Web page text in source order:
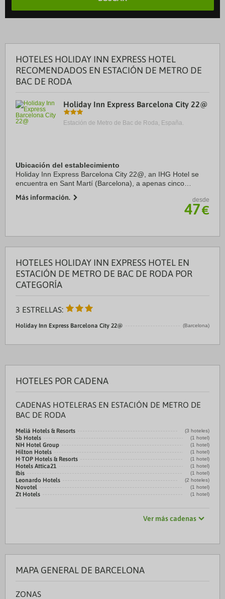
HOTELES HOLIDAY INN EXPRESS HOTEL
RECOMENDADOS EN ESTACIÓN DE METRO DE
BAC DE RODA
Holiday Inn Express Barcelona City 22@
Estación de Metro de Bac de Roda, España.
Ubicación del establecimiento
Holiday Inn Express Barcelona City 22@, an IHG Hotel se
encuentra en Sant Martí (Barcelona), a apenas cinco
Sagrada Familia. Además, este hotel se ...
Más información. desde
47€
HOTELES HOLIDAY INN EXPRESS HOTEL EN
ESTACIÓN DE METRO DE BAC DE RODA POR
CATEGORÍA
3 ESTRELLAS:
Holiday Inn Express Barcelona City 22@ (Barcelona)
HOTELES POR CADENA
CADENAS HOTELERAS EN ESTACIÓN DE METRO DE
BAC DE RODA
Meliá Hotels & Resorts (3 hoteles)
Sb Hotels (1 hotel)
NH Hotel Group (1 hotel)
Hilton Hotels (1 hotel)
H·TOP Hotels & Resorts (1 hotel)
Hotels Attica21 (1 hotel)
Ibis (1 hotel)
Leonardo Hotels (2 hoteles)
Novotel (1 hotel)
Zt Hotels (1 hotel)
Ver más cadenas
MAPA GENERAL DE BARCELONA
ZONAS